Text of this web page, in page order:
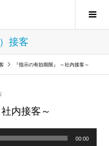
接客
『指示の有効期限』 ～社内接客～
内接客～
00:00